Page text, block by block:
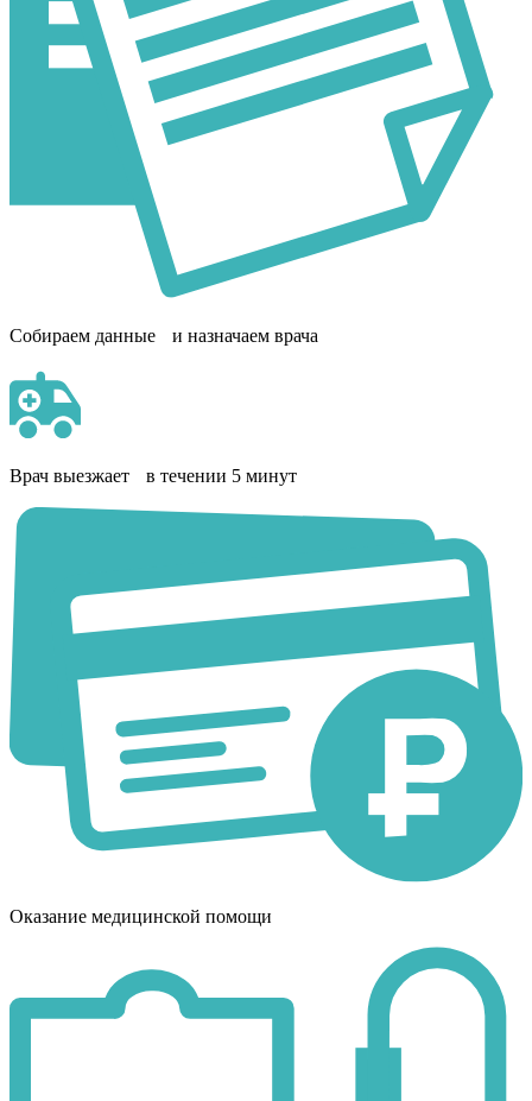
Собираем данные и назначаем врача
Врач выезжает в течении 5 минут
Оказание медицинской помощи